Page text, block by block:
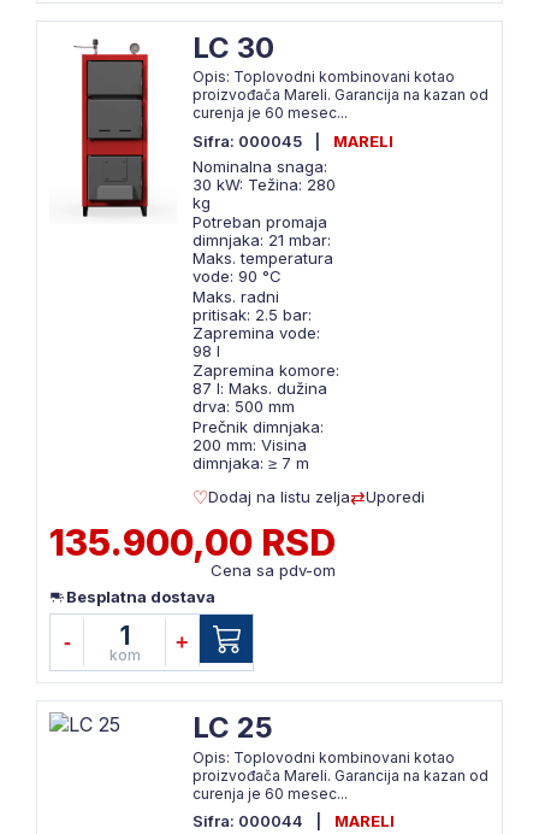
LC 30
Opis: Toplovodni kombinovani kotao
proizvođača Mareli. Garancija na kazan od
curenja je 60 mesec...
Sifra: 000045
MARELI
Nominalna snaga:
30 kW: Težina: 280
kg
Potreban promaja
dimnjaka: 21 mbar:
Maks. temperatura
vode: 90 °C
Maks. radni
pritisak: 2.5 bar:
Zapremina vode:
98 l
Zapremina komore:
87 l: Maks. dužina
drva: 500 mm
Prečnik dimnjaka:
200 mm: Visina
dimnjaka: ≥ 7 m
Dodaj na listu zelja
Uporedi
135.900,00 RSD
Cena sa pdv-om
Besplatna dostava
- 1
kom
+
LC 25
Opis: Toplovodni kombinovani kotao
proizvođača Mareli. Garancija na kazan od
curenja je 60 mesec...
Sifra: 000044
MARELI